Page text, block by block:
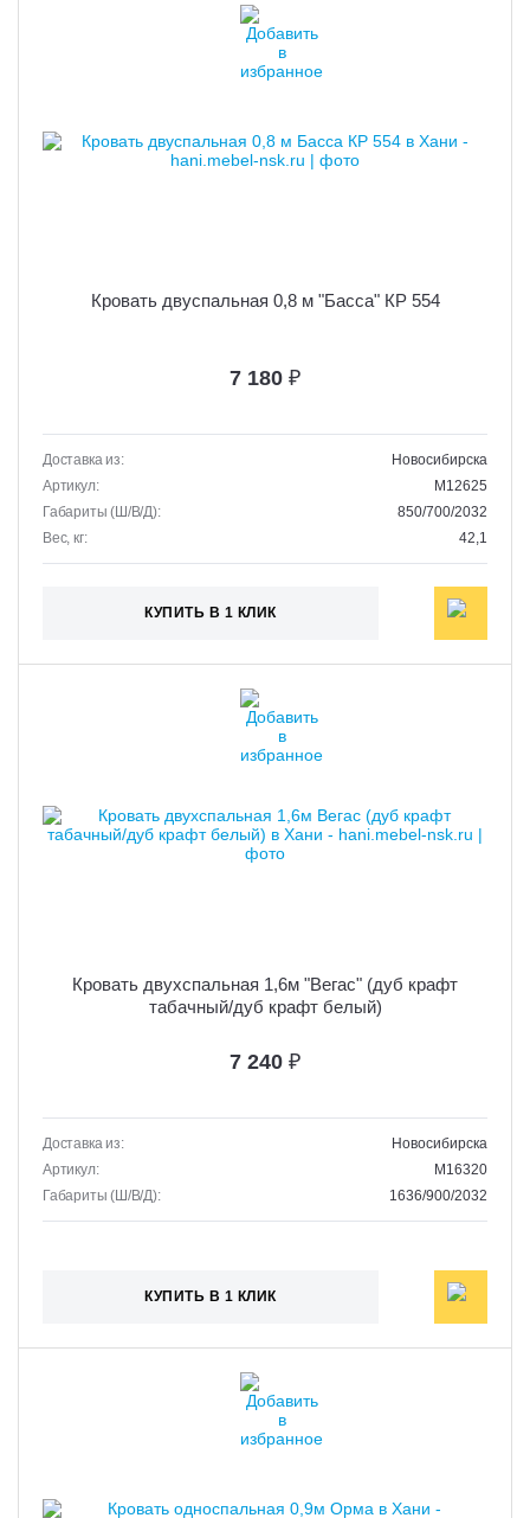
Кровать двуспальная 0,8 м "Басса" КР 554
7 180 ₽
Доставка из:
Новосибирска
Артикул:
M12625
Габариты (Ш/В/Д):
850/700/2032
Вес, кг:
42,1
КУПИТЬ В 1 КЛИК
Кровать двухспальная 1,6м "Вегас" (дуб крафт
табачный/дуб крафт белый)
7 240 ₽
Доставка из:
Новосибирска
Артикул:
M16320
Габариты (Ш/В/Д):
1636/900/2032
КУПИТЬ В 1 КЛИК